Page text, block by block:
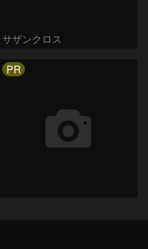
サザンクロス
PR